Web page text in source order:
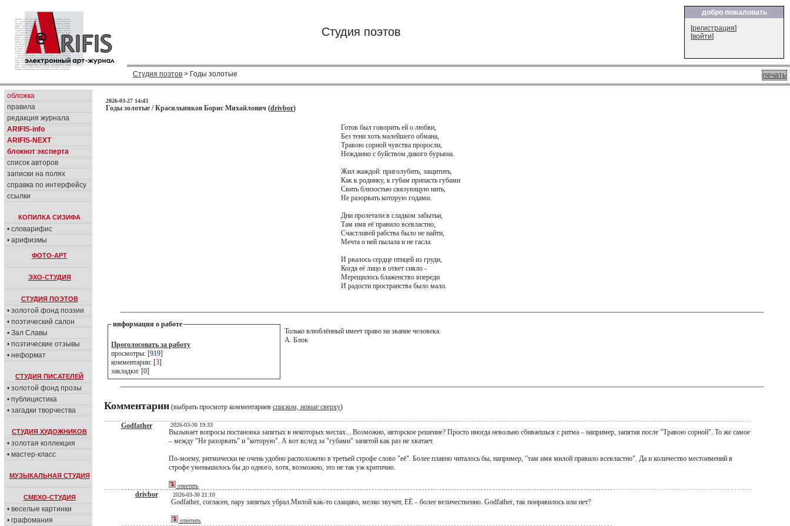
Студия поэтов
добро пожаловать
[регистрация]
[войти]
печать
Студия поэтов > Годы золотые
обложка
правила
редакция журнала
ARIFIS-info
ARIFIS-NEXT
блокнот эксперта
список авторов
записки на полях
справка по интерфейсу
ссылки
КОПИЛКА СИЗИФА
• словарифис
• арифизмы
ФОТО-АРТ
ЭХО-СТУДИЯ
СТУДИЯ ПОЭТОВ
• золотой фонд поэзии
• поэтический салон
• Зал Славы
• поэтические отзывы
• неформат
СТУДИЯ ПИСАТЕЛЕЙ
• золотой фонд прозы
• публицистика
• загадки творчества
СТУДИЯ ХУДОЖНИКОВ
• золотая коллекция
• мастер-класс
МУЗЫКАЛЬНАЯ СТУДИЯ
СМЕХО-СТУДИЯ
• веселые картинки
• графомания
2026-03-27 14:43
Годы золотые / Красильников Борис Михайлович (drivbor)
Готов был говорить ей о любви,
Без тени хоть малейшего обмана,
Травою сорной чувства проросли,
Нежданно с буйством дикого бурьяна.
Жил жаждой: приголубить, защитить,
Как к роднику, к губам припасть губами
Свить близостью связующую нить,
Не разорвать которую годами.
Дни пролетали в сладком забытьи,
Там имя её правило всевластно,
Счастливей рабства было не найти,
Мечта о ней пылала и не гасла.
И рвалось сердце птицей из груди,
Когда её лицо в ответ сияло -
Мерещилось блаженство впереди
И радости пространства было мало.
информация о работе
Проголосовать за работу
просмотры: [919]
комментарии: [3]
закладки: [0]
Только влюблённый имеет право на звание человека.
А. Блок
Комментарии (выбрать просмотр комментариев списком, новые сверху)
Godfather 2026-03-30 19:33
Вызывает вопросы постановка запятых в некоторых местах... Возможно, авторское решение? Просто иногда невольно сбиваешься с ритма – например, запятая после "Травою сорной". То же самое
– между "Не разорвать" и "которую". А вот вслед за "губами" запятой как раз не хватает.
По-моему, ритмически не очень удобно расположено в третьей строфе слово "её". Более плавно читалось бы, например, "там имя милой правило всевластно". Да и количество местоимений в
строфе уменьшилось бы до одного, хотя, возможно, это не так уж критично.
ответить
drivbor 2026-03-30 21:10
Godfather, согласен, пару запятых убрал.Милой как-то слащаво, мелко звучит, ЕЁ – более величественно. Godfather, так понравилось или нет?
ответить